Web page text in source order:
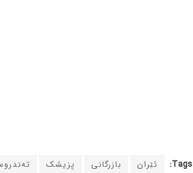
Tags: ئێران بازرگانی پزیشک